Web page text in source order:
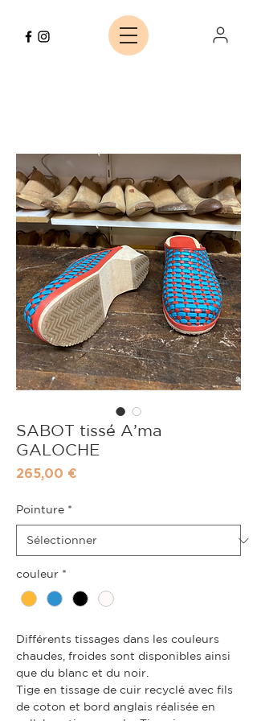
SABOT tissé A’ma
GALOCHE
265,00 €
Pointure *
couleur *
Différents tissages dans les couleurs
chaudes, froides sont disponibles ainsi
que du blanc et du noir.
Tige en tissage de cuir recyclé avec fils
de coton et bord anglais réalisée en